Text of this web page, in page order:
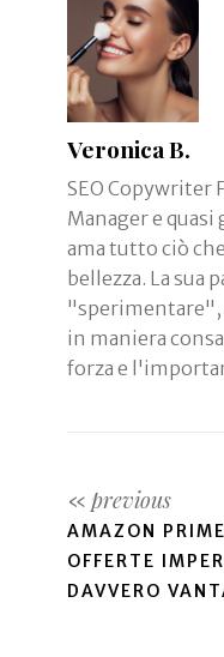
Veronica B.
SEO Copywriter
Manager e
ama tutto ciò
bellezza. La sua
"sperimentare",
in maniera
forza e
AMAZON
OFFERTE
DAVVERO